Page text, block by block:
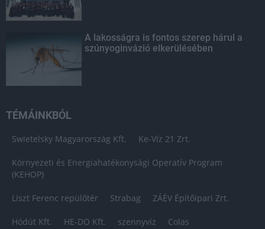
A lakosságra is fontos szerep hárul a
szúnyoginvázió elkerülésében
TÉMÁINKBÓL
Swietelsky Magyarország Kft. Ke-Víz 21 Zrt.
Környezeti és Energiahatékonysági Operatív Program
(KEHOP)
Liszt Ferenc repülőtér Strabag ZÁÉV Építőipari Zrt.
Hódút Kft. HE-DO Kft. szennyvíz Colas